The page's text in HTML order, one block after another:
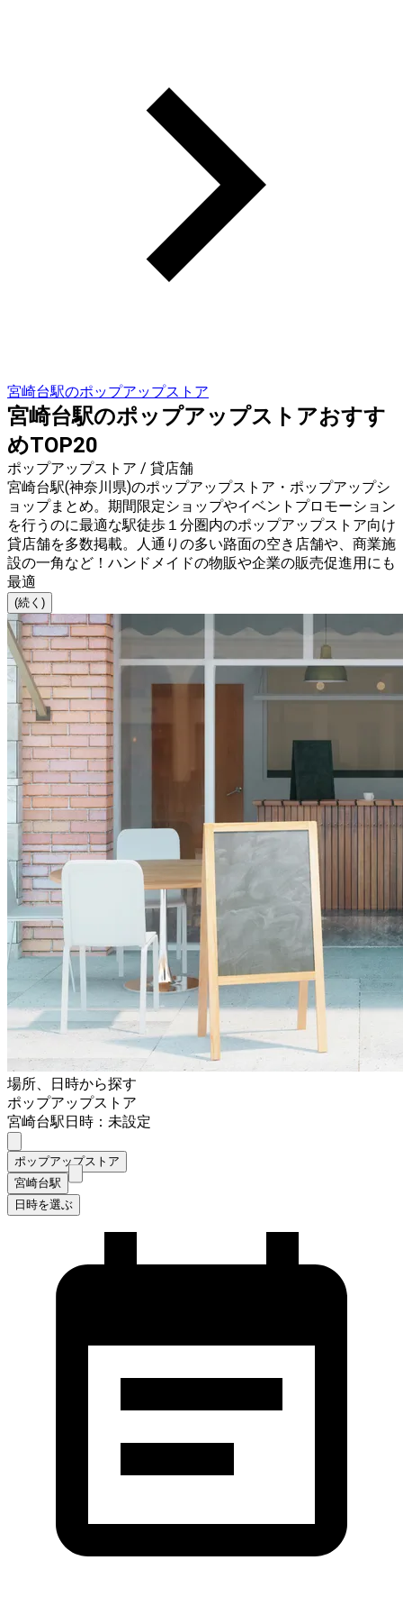
宮崎台駅のポップアップストア
宮崎台駅のポップアップストアおすす
めTOP20
ポップアップストア / 貸店舗
宮崎台駅(神奈川県)のポップアップストア・ポップアップシ
ョップまとめ。期間限定ショップやイベントプロモーション
を行うのに最適な駅徒歩１分圏内のポップアップストア向け
貸店舗を多数掲載。人通りの多い路面の空き店舗や、商業施
設の一角など！ハンドメイドの物販や企業の販売促進用にも
最適
(続く)
場所、日時から探す
ポップアップストア
宮崎台駅日時：未設定
ポップアップストア
宮崎台駅
日時を選ぶ